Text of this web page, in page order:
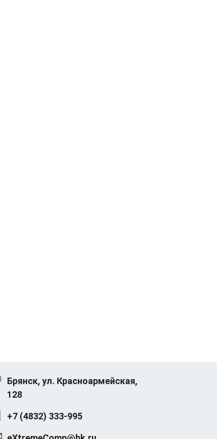
Брянск, ул. Красноармейская,
128
+7 (4832) 333-995